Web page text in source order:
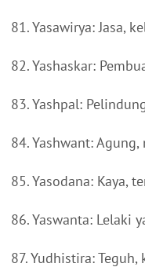
81. Yasawirya: Jasa,
82. Yashaskar:
83. Yashpal:
84. Yashwant: Agung,
85. Yasodana: Kaya,
86. Yaswanta: Lelaki
87. Yudhistira: Teguh,